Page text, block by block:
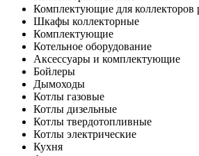
Комплектующие для коллекторов
Шкафы коллекторные
Комплектующие
Котельное оборудование
Аксессуары и комплектующие
Бойлеры
Дымоходы
Котлы газовые
Котлы дизельные
Котлы твердотопливные
Котлы электрические
Кухня